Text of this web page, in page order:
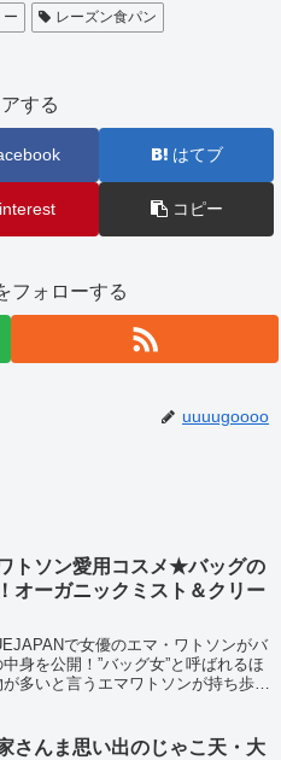
ー
レーズン食パン
する
はてブ
コピー
フォローする
uuuugoooo
トソン愛用コスメ★バッグの
オーガニックミスト＆クリー
で女優のエマ・ワトソンがバ
中身を公開！”バッグ女”と呼ばれるほ
が多いと言うエマワトソンが持ち歩い
さんま思い出のじゃこ天・大